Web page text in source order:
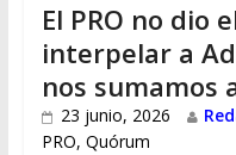
El PRO no dio
interpelar a
nos sumamos
23 junio, 2026
PRO, Quórum